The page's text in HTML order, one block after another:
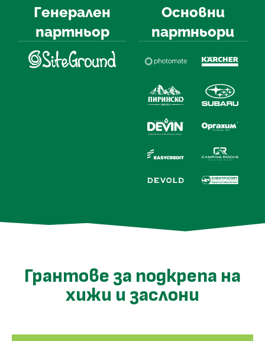
Генерален
партньор
Основни
партньори
Грантове за подкрепа на
хижи и заслони